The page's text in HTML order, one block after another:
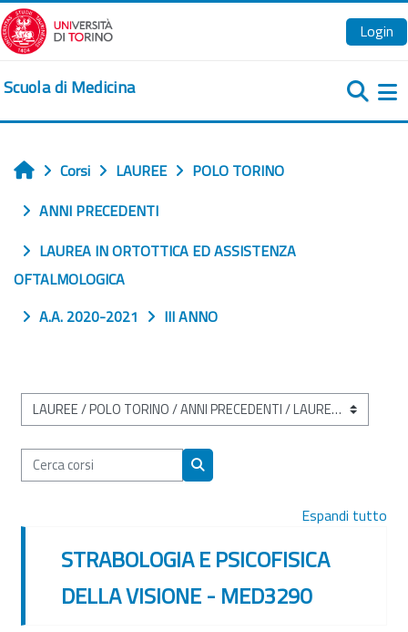
Vai al contenuto principale
Login
Scuola di Medicina
Home
Corsi LAUREE
POLO TORINO
ANNI PRECEDENTI
LAUREA IN ORTOTTICA ED ASSISTENZA
OFTALMOLOGICA
A.A. 2020-2021
III ANNO
Categorie di corso
Cerca corsi
Cerca corsi
Espandi tutto
STRABOLOGIA E PSICOFISICA
DELLA VISIONE - MED3290